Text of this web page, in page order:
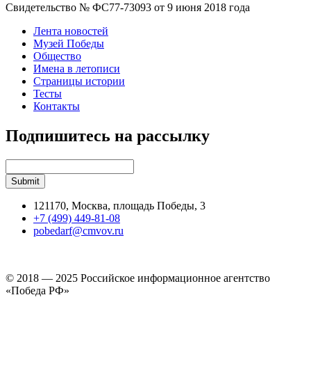
Свидетельство № ФС77-73093 от 9 июня 2018 года
Лента новостей
Музей Победы
Общество
Имена в летописи
Страницы истории
Тесты
Контакты
Подпишитесь на рассылку
121170, Москва, площадь Победы, 3
+7 (499) 449-81-08
pobedarf@cmvov.ru
© 2018 — 2025 Российское информационное агентство
«Победа РФ»